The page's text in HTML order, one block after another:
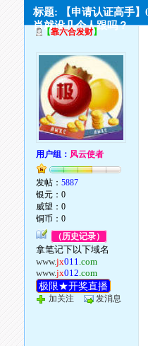
标题: 【申请认证高手
肖就没几个人跟吗？
【靠六合发财】
用户组： 风云使者
发帖：5887
银元：0
威望：0
铜币：0
（历史记录）
拿笔记下以下域名
www.jx011.com
www.jx012.com
极限★开奖直播
加关注 发消息